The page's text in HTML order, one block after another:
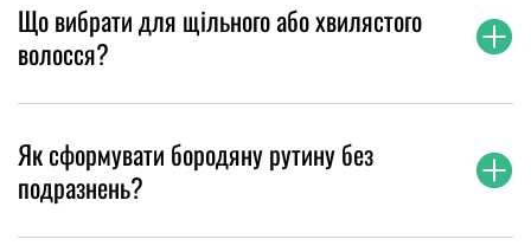
Що вибрати для щільного або хвилястого
волосся?
Як сформувати бородяну рутину без
подразнень?